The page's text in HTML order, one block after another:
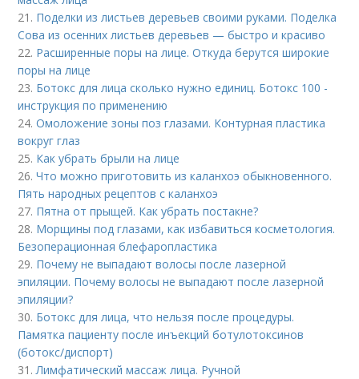
21. Поделки из листьев деревьев своими руками. Поделка
Сова из осенних листьев деревьев — быстро и красиво
22. Расширенные поры на лице. Откуда берутся широкие
поры на лице
23. Ботокс для лица сколько нужно единиц. Ботокс 100 -
инструкция по применению
24.Омоложение зоны поз глазами. Контурная пластика
вокруг глаз
25. Как убрать брыли на лице
26.Что можно приготовить из каланхоэ обыкновенного.
Пять народных рецептов с каланхоэ
27. Пятна от прыщей. Как убрать постакне?
28. Морщины под глазами, как избавиться косметология.
Безоперационная блефаропластика
29. Почему не выпадают волосы после лазерной
эпиляции. Почему волосы не выпадают после лазерной
эпиляции?
30. Ботокс для лица, что нельзя после процедуры.
Памятка пациенту после инъекций ботулотоксинов
(ботокс/диспорт)
31.Лимфатический массаж лица. Ручной